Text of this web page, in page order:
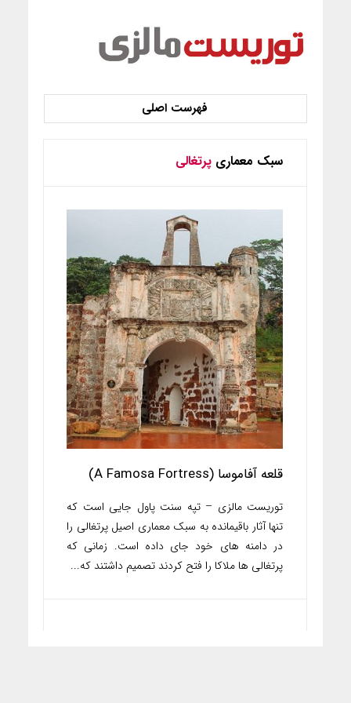
سبک معماری پرتغالی
قلعه آفاموسا (A Famosa Fortress)
توریست مالزی – تپه سنت پاول جایی است که
تنها آثار باقیمانده به سبک معماری اصیل پرتغالی را
در دامنه های خود جای داده است. زمانی که
پرتغالی ها ملاکا را فتح کردند تصمیم داشتند که...